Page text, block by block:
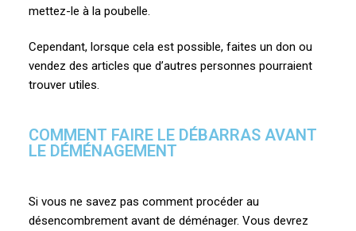
mettez-le à la poubelle.
Cependant, lorsque cela est possible, faites un don ou
vendez des articles que d’autres personnes pourraient
trouver utiles.
COMMENT FAIRE LE DÉBARRAS AVANT
LE DÉMÉNAGEMENT
Si vous ne savez pas comment procéder au
désencombrement avant de déménager. Vous devrez